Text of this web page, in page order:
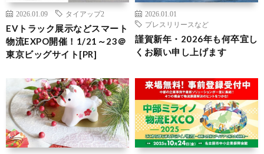
2026.01.09 タイアップ2
EVトラック展示などスマート
物流EXPO開催！1/21～23＠
東京ビッグサイト[PR]
2026.01.01
プレスリリースなど
謹賀新年・2026年も何卒宜し
くお願い申し上げます